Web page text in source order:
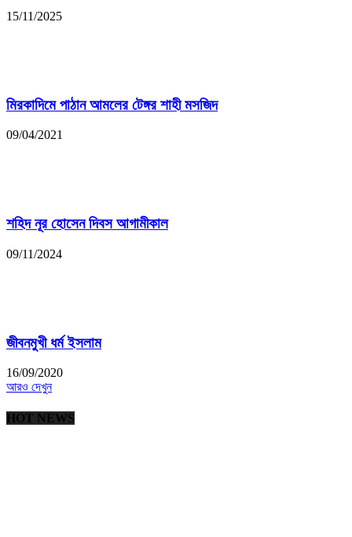
15/11/2025
মিরকাদিমে পাঠান আমলের টেঙ্গর শাহী মসজিদ
09/04/2021
শহিদ নূর হোসেন দিবস আগামীকাল
09/11/2024
জীবনমুখী ধর্ম ইসলাম
16/09/2020
আরও দেখুন
HOT NEWS